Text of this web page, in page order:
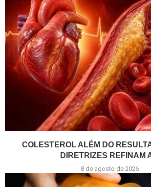
COLESTEROL ALÉM DO
DIRETRIZES REFINAM
8 de agosto de 2026